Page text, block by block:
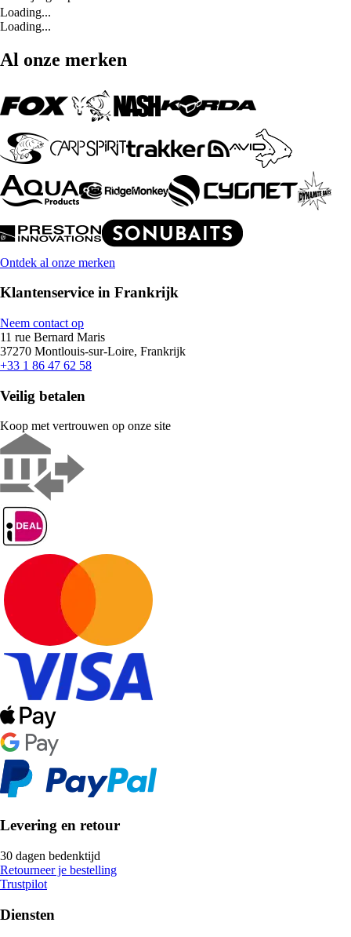
Loading...
Loading...
Al onze merken
Ontdek al onze merken
Klantenservice in Frankrijk
Neem contact op
11 rue Bernard Maris
37270 Montlouis-sur-Loire, Frankrijk
+33 1 86 47 62 58
Veilig betalen
Koop met vertrouwen op onze site
Levering en retour
30 dagen bedenktijd
Retourneer je bestelling
Trustpilot
Diensten